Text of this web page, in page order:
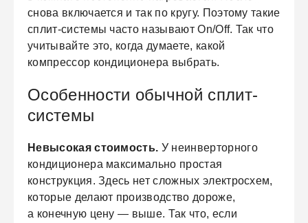
снова включается и так по кругу. Поэтому такие
сплит-системы часто называют On/Off. Так что
учитывайте это, когда думаете, какой
компрессор кондиционера выбрать.
Особенности обычной сплит-
системы
Невысокая стоимость. У неинверторного
кондиционера максимально простая
конструкция. Здесь нет сложных электросхем,
которые делают производство дороже,
а конечную цену — выше. Так что, если